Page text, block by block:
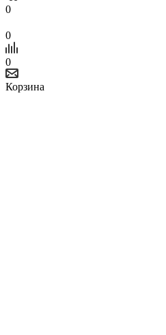
0
0
0
Корзина